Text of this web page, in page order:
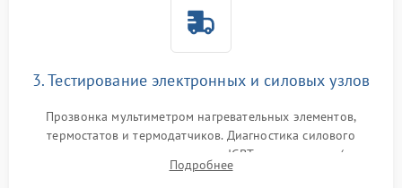
3. Тестирование электронных и силовых узлов
Прозвонка мультиметром нагревательных элементов,
термостатов и термодатчиков. Диагностика силового
модуля, реле, диодных мостов и IGBT-транзисторов (для
индукции). Проверка кранов и газ-контроля (для газовых
Подробнее